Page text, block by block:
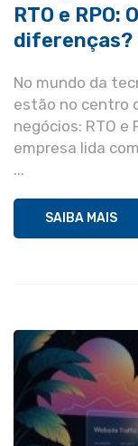
RTO e RPO:
diferenças?
No mundo da
estão no centro
negócios: RTO e
empresa lida
...
SAIBA MAIS